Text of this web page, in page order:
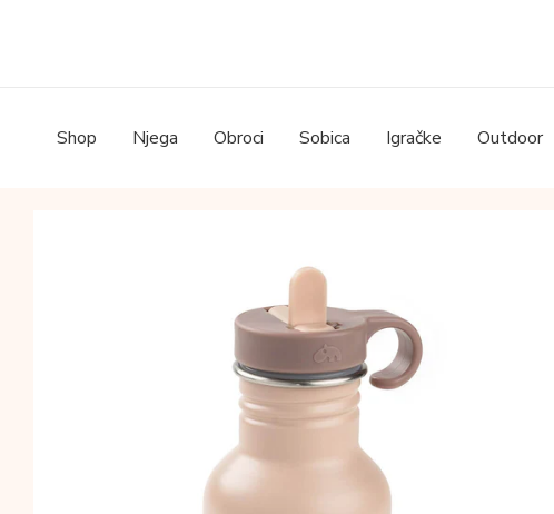
Shop Njega Obroci Sobica Igračke Outdoor